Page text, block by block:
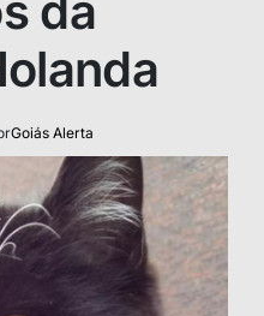
Goiás Alerta